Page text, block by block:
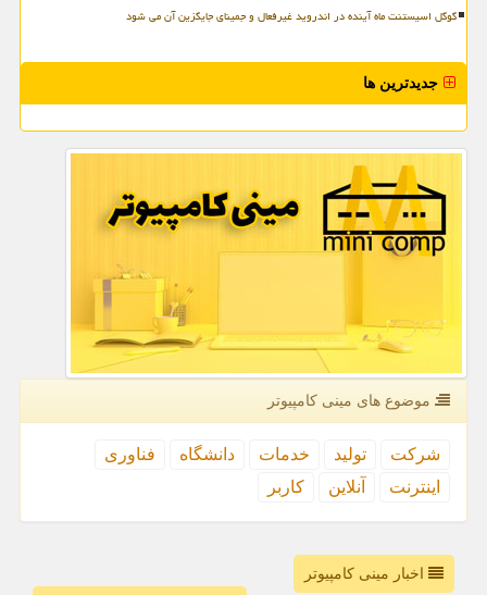
گوگل اسیستنت ماه آینده در اندروید غیرفعال و جمینای جایگزین آن می شود
جدیدترین ها
موضوع های مینی كامپیوتر
شركت تولید خدمات دانشگاه
فناوری
اینترنت
آنلاین كاربر
اخبار مینی کامپیوتر